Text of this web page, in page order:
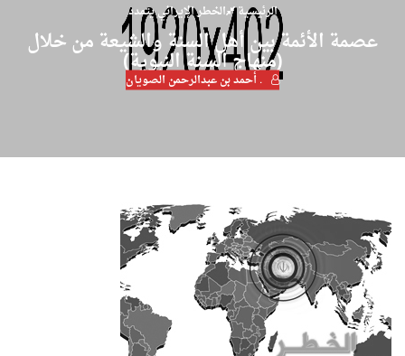
الرئيسية الخطر الإيراني يتمدد
عصمة الأئمة بين أهل السنة والشيعة من خلال
(منهاج السنة النبوية)
. أحمد بن عبدالرحمن الصويان